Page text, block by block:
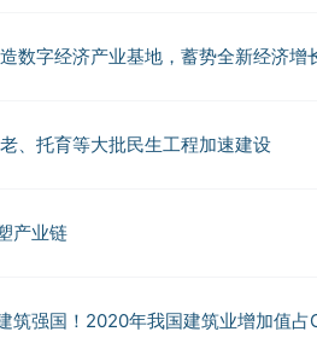
数字经济产业基地，蓄势全新经济增
、托育等大批民生工程加速建设
产业链
筑强国！2020年我国建筑业增加值占